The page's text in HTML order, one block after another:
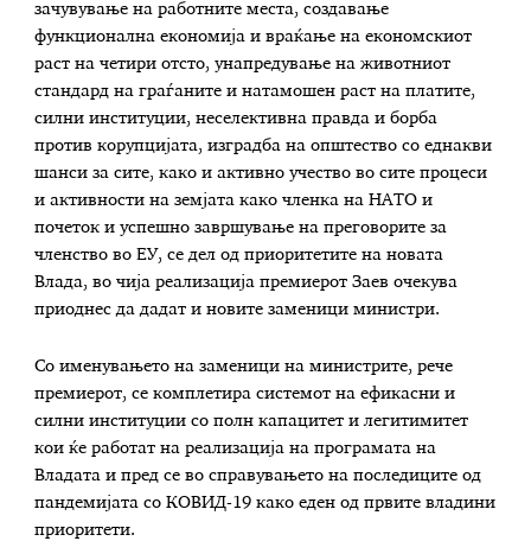
зачувување на работните места, создавање
функционална економија и враќање на економскиот
раст на четири отсто, унапредување на животниот
стандард на граѓаните и натамошен раст на платите,
силни институции, неселективна правда и борба
против корупцијата, изградба на општество со еднакви
шанси за сите, како и активно учество во сите процеси
и активности на земјата како членка на НАТО и
почеток и успешно завршување на преговорите за
членство во ЕУ, се дел од приоритетите на новата
Влада, во чија реализација премиерот Заев очекува
приоднес да дадат и новите заменици министри.
Со именувањето на заменици на министрите, рече
премиерот, се комплетира системот на ефикасни и
силни институции со полн капацитет и легитимитет
кои ќе работат на реализација на програмата на
Владата и пред се во справувањето на последиците од
пандемијата со КОВИД-19 како еден од првите владини
приоритети.